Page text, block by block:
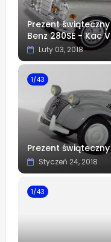
Prezent
Benz 280SE - Kac
Luty 03, 2018
1/43
Prezent
Styczeń 24, 2018
1/43